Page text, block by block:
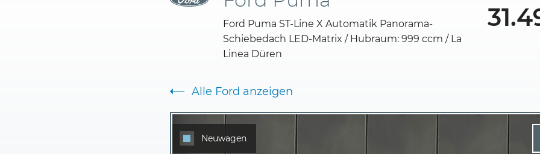
Ford Puma ST-Line X Automatik Panorama-
Schiebedach LED-Matrix / Hubraum: 999 ccm / La
Linea Düren
Alle Ford anzeigen
Neuwagen